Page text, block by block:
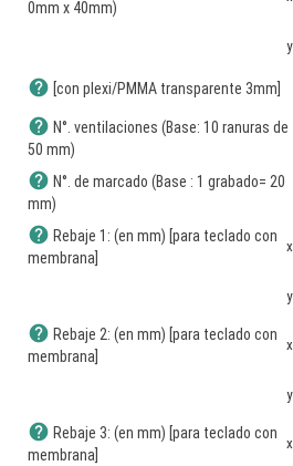
0mm x 40mm)
y
help [con plexi/PMMA transparente 3mm]
help N°. ventilaciones (Base: 10 ranuras de
50 mm)
help N°. de marcado (Base : 1 grabado= 20
mm)
help Rebaje 1: (en mm) [para teclado con
membrana]
x
y
help Rebaje 2: (en mm) [para teclado con
membrana]
x
y
help Rebaje 3: (en mm) [para teclado con
membrana]
x